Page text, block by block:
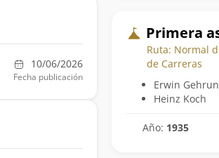
Primera
Ruta: Normal
de Carreras
Erwin
Heinz Koch
Año: 1935
10/06/2026
Fecha publicación